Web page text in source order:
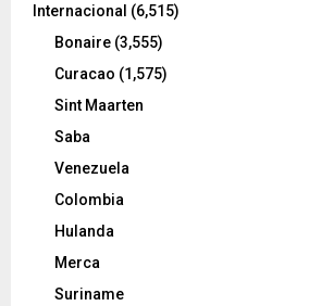
Internacional (6,515)
Bonaire (3,555)
Curacao (1,575)
Sint Maarten
Saba
Venezuela
Colombia
Hulanda
Merca
Suriname